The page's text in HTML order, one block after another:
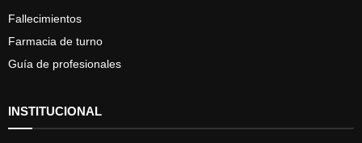
Fallecimientos
Farmacia de turno
Guía de profesionales
INSTITUCIONAL